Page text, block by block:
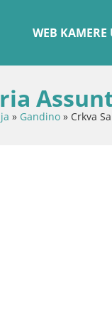
WEB KAMERE
» Gandino » Crkva